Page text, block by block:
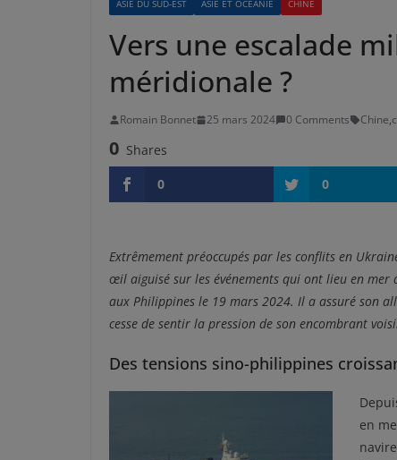
ASIE DU SUD-EST ASIE ET OCÉANIE CHINE
Vers une escalade
méridionale ?
Romain Bonnet 25 mars 2024 0 Comments Chine,
0 Shares
0
0
Extrêmement préoccupés par les conflits en
œil aiguisé sur les événements qui ont lieu en mer
aux Philippines le 19 mars 2024. Il a assuré son
cesse de sentir la pression de son encombrant
Des tensions sino-philippines
en